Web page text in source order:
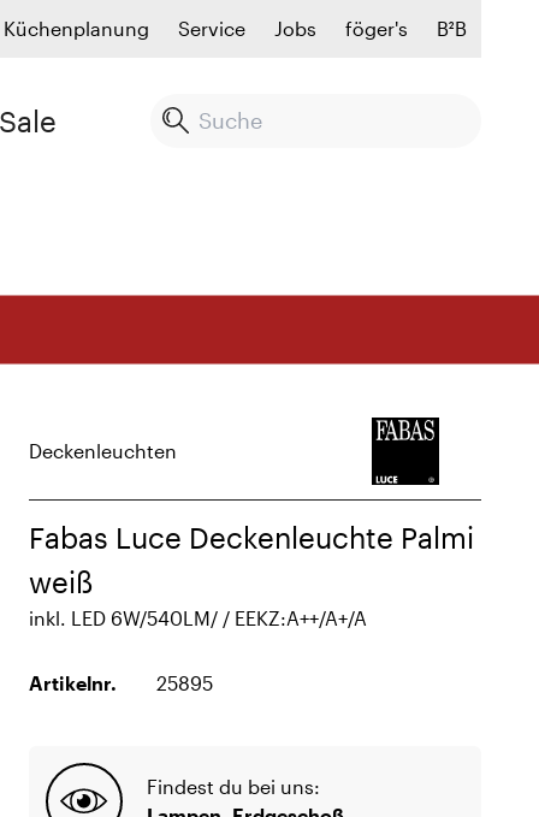
Küchenplanung Service Jobs föger's B²B
Sale
Deckenleuchten
Fabas Luce Deckenleuchte Palmi
weiß
inkl. LED 6W/540LM/ / EEKZ:A++/A+/A
Artikelnr. 25895
Findest du bei uns: